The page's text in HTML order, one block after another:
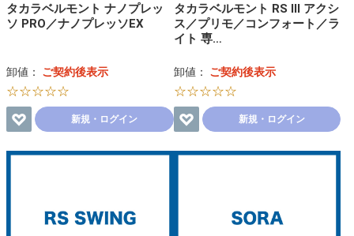
タカラベルモント ナノプレッ
ソ PRO／ナノプレッソEX
卸値： ご契約後表示
☆☆☆☆☆
新規・ログイン
タカラベルモント RS Ⅲ アクシ
ス／プリモ／コンフォート／ラ
イト 専…
卸値： ご契約後表示
☆☆☆☆☆
新規・ログイン